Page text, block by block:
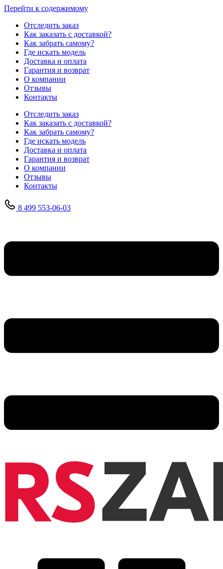
Перейти к содержимому
Отследить заказ
Как заказать с доставкой?
Как забрать самому?
Где искать модель
Доставка и оплата
Гарантия и возврат
О компании
Отзывы
Контакты
Отследить заказ
Как заказать с доставкой?
Как забрать самому?
Где искать модель
Доставка и оплата
Гарантия и возврат
О компании
Отзывы
Контакты
8 499 553-06-03